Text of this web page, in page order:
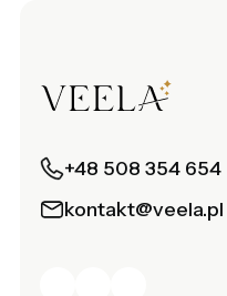
+48 508 354 654
kontakt@veela.pl